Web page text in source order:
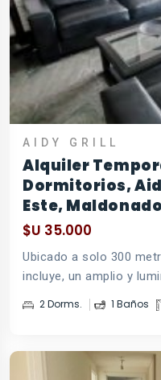
AIDY GRILL
Alquiler
Dormitorios,
Este,
$U 35.000
Ubicado a solo 300
incluye, un amplio y
2 Dorms. 1 Baños